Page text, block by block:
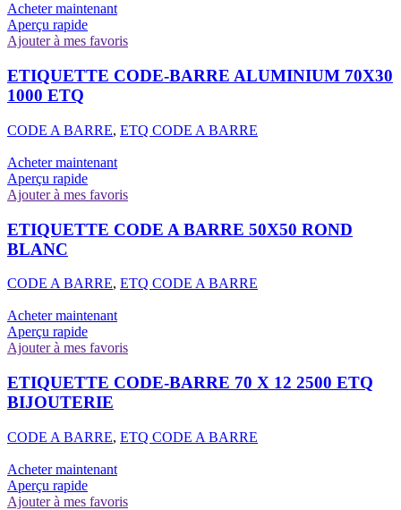
Acheter maintenant
Aperçu rapide
Ajouter à mes favoris
ETIQUETTE CODE-BARRE ALUMINIUM 70X30
1000 ETQ
CODE A BARRE, ETQ CODE A BARRE
Acheter maintenant
Aperçu rapide
Ajouter à mes favoris
ETIQUETTE CODE A BARRE 50X50 ROND
BLANC
CODE A BARRE, ETQ CODE A BARRE
Acheter maintenant
Aperçu rapide
Ajouter à mes favoris
ETIQUETTE CODE-BARRE 70 X 12 2500 ETQ
BIJOUTERIE
CODE A BARRE, ETQ CODE A BARRE
Acheter maintenant
Aperçu rapide
Ajouter à mes favoris